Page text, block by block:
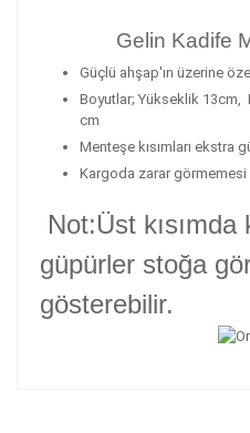
Gelin Kadife
Güçlü ahşap'ın üzerine
Boyutlar; Yükseklik 13cm,
cm
Menteşe kısımları ekstra
Kargoda zarar
Not:Üst kısımda
güpürler stoğa
gösterebilir.